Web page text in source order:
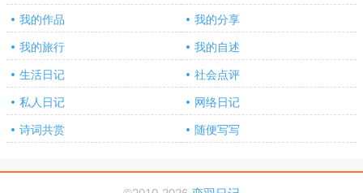
我的作品 我的分享
我的旅行 我的自述
生活日记 社会点评
私人日记 网络日记
诗词共赏 随便写写